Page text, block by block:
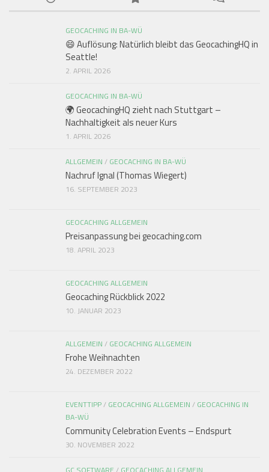
GEOCACHING IN BA-WÜ
😄 Auflösung: Natürlich bleibt das GeocachingHQ in
Seattle!
2. APRIL 2026
GEOCACHING IN BA-WÜ
🌍 GeocachingHQ zieht nach Stuttgart –
Nachhaltigkeit als neuer Kurs
1. APRIL 2026
ALLGEMEIN / GEOCACHING IN BA-WÜ
Nachruf Ignal (Thomas Wiegert)
16. SEPTEMBER 2023
GEOCACHING ALLGEMEIN
Preisanpassung bei geocaching.com
18. APRIL 2023
GEOCACHING ALLGEMEIN
Geocaching Rückblick 2022
10. JANUAR 2023
ALLGEMEIN / GEOCACHING ALLGEMEIN
Frohe Weihnachten
24. DEZEMBER 2022
EVENTTIPP/ GEOCACHING ALLGEMEIN / GEOCACHING IN
BA-WÜ
Community Celebration Events – Endspurt
30. NOVEMBER 2022
GC SOFTWARE / GEOCACHING ALLGEMEIN